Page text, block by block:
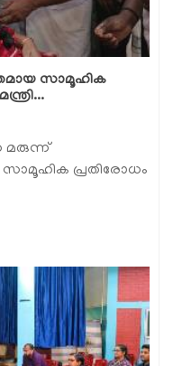
സാമൂഹിക
മരുന്ന്
പ്രതിരോധം